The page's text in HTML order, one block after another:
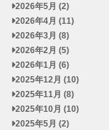
2026年5月 (2)
2026年4月 (11)
2026年3月 (8)
2026年2月 (5)
2026年1月 (6)
2025年12月 (10)
2025年11月 (8)
2025年10月 (10)
2025年5月 (2)